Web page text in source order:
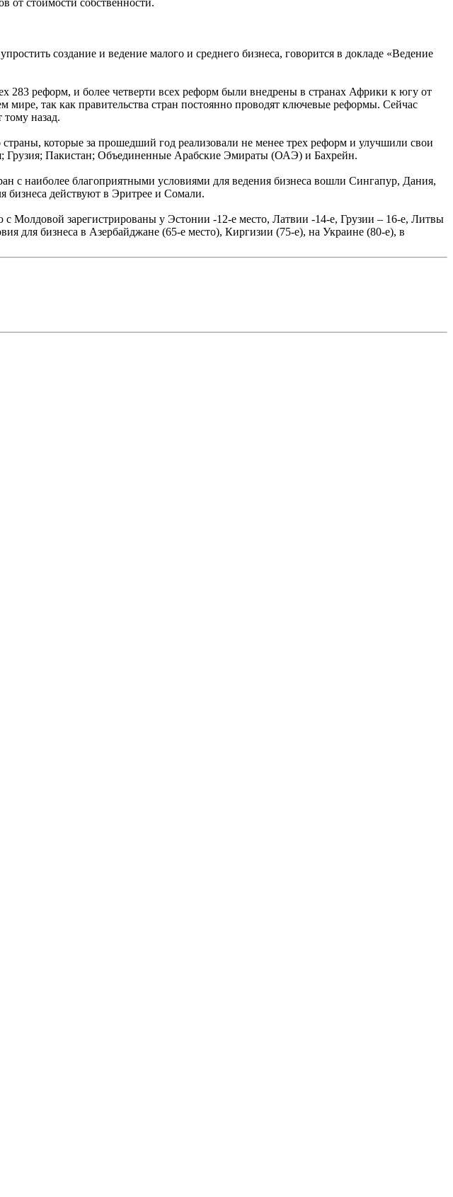
создание и ведение малого и среднего бизнеса, говорится в докладе «Ведение
283 реформ, и более четверти всех реформ были внедрены в странах Африки к югу от
так как правительства стран постоянно проводят ключевые реформы. Сейчас
тому назад.
которые за прошедший год реализовали не менее трех реформ и улучшили свои
Грузия; Пакистан; Объединенные Арабские Эмираты (ОАЭ) и Бахрейн.
с наиболее благоприятными условиями для ведения бизнеса вошли Сингапур, Дания,
действуют в Эритрее и Сомали.
зарегистрированы у Эстонии -12-е место, Латвии -14-е, Грузии – 16-е, Литвы
для бизнеса в Азербайджане (65-е место), Киргизии (75-е), на Украине (80-е), в